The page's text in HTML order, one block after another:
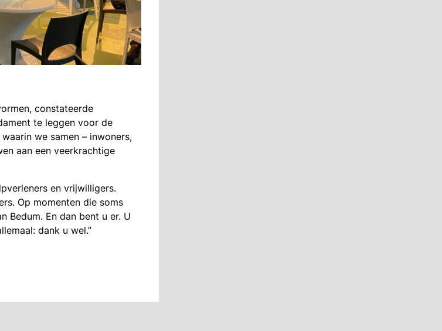
constateerde
te leggen voor de
we samen – inwoners,
aan een veerkrachtige
en vrijwilligers.
Op momenten die soms
Bedum. En dan bent u er. U
dank u wel.”